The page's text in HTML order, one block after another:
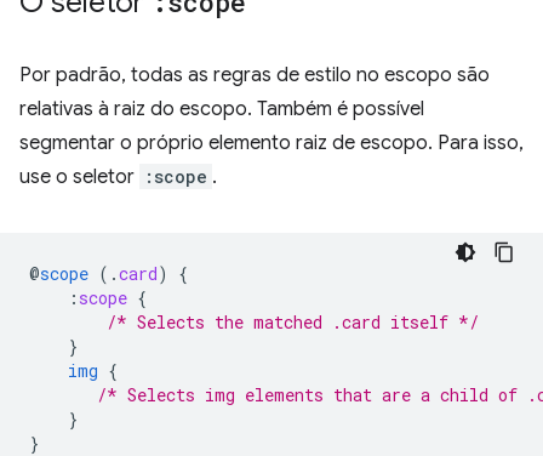
Por padrão, todas as regras de estilo no escopo são
relativas à raiz do escopo. Também é possível
segmentar o próprio elemento raiz de escopo. Para isso,
use o seletor :scope .
@scope ( .card)
{
: scope {
/* Selects the matched .card itself */
}
img {
/* Selects img elements that are a child of
}
}